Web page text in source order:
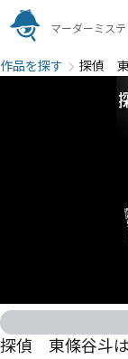
マーダーミス
作品を探す 探偵 東
探偵 東條谷斗